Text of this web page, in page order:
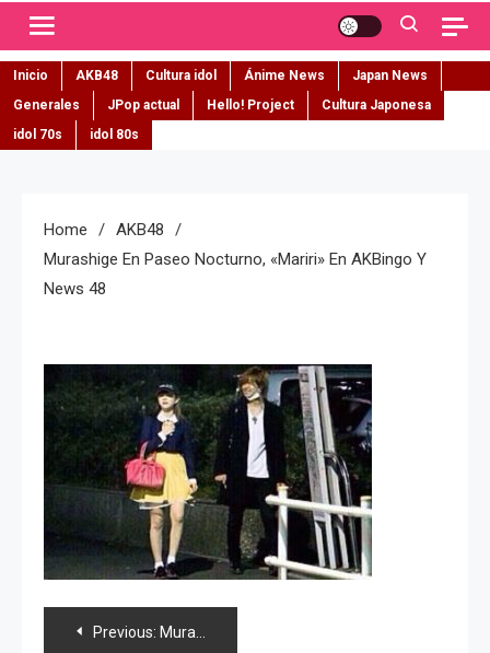
Inicio AKB48 Cultura idol Ánime News
Japan News
Generales
JPop actual Hello! Project
Cultura Japonesa
idol 70s
idol 80s
Home
AKB48
Murashige En Paseo Nocturno, «Mariri» En AKBingo Y
News 48
Navegación
Previous: Murashige en paseo nocturno, «Mariri» en AKBingo y news 48